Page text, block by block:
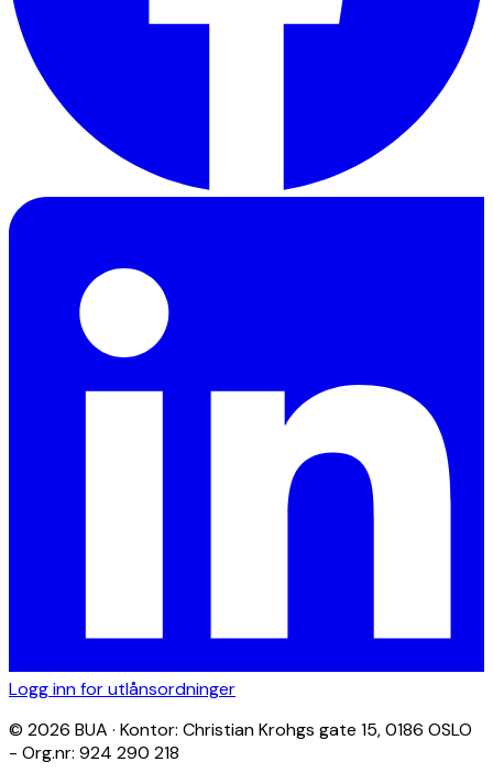
Logg inn for utlånsordninger
© 2026 BUA · Kontor: Christian Krohgs gate 15, 0186 OSLO
- Org.nr: 924 290 218